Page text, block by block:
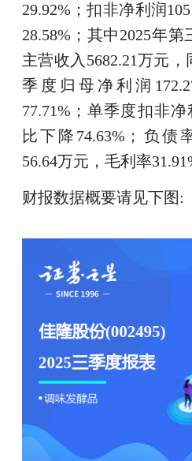
29.92%；扣非净利润
28.58%；其中2025年
主营收入5682.21万元
季度归母净利润
77.71%；单季度扣非
比下降74.63%；负债
56.64万元，毛利率
财报数据概要请见下图: